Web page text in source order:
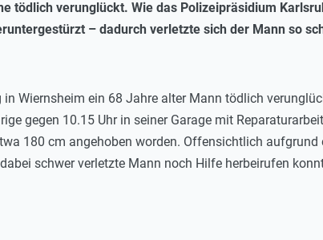
tödlich verunglückt. Wie das Polizeipräsidium
– dadurch verletzte sich der Mann so
Wiernsheim ein 68 Jahre alter Mann tödlich
gegen 10.15 Uhr in seiner Garage mit
180 cm angehoben worden. Offensichtlich aufgrund
schwer verletzte Mann noch Hilfe herbeirufen